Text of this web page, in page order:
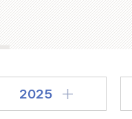
다시쓰기
”와 “정약용”이 동시에 포함된 자료를 검
2025